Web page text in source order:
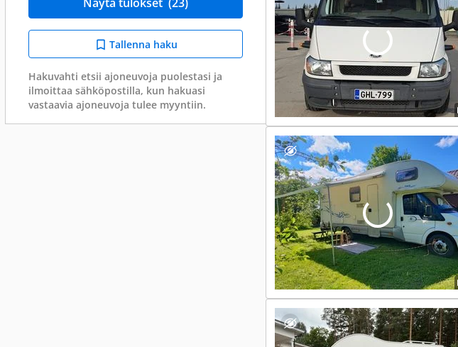
Tallenna haku
Hakuvahti etsii ajoneuvoja puolestasi ja
ilmoittaa sähköpostilla, kun hakuasi
vastaavia ajoneuvoja tulee myyntiin.